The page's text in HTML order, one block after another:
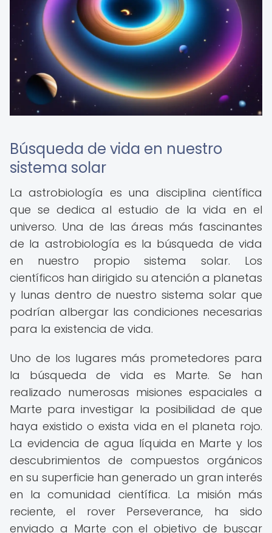
Búsqueda de vida en nuestro
sistema solar
La astrobiología es una disciplina científica
que se dedica al estudio de la vida en el
universo. Una de las áreas más fascinantes
de la astrobiología es la búsqueda de vida
en nuestro propio sistema solar. Los
científicos han dirigido su atención a planetas
y lunas dentro de nuestro sistema solar que
podrían albergar las condiciones necesarias
para la existencia de vida.
Uno de los lugares más prometedores para
la búsqueda de vida es Marte. Se han
realizado numerosas misiones espaciales a
Marte para investigar la posibilidad de que
haya existido o exista vida en el planeta rojo.
La evidencia de agua líquida en Marte y los
descubrimientos de compuestos orgánicos
en su superficie han generado un gran interés
en la comunidad científica. La misión más
reciente, el rover Perseverance, ha sido
enviado a Marte con el objetivo de buscar